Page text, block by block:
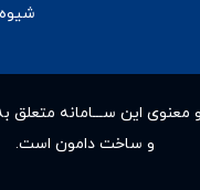
معنوى این ســـامانه
و ساخت دامون است.